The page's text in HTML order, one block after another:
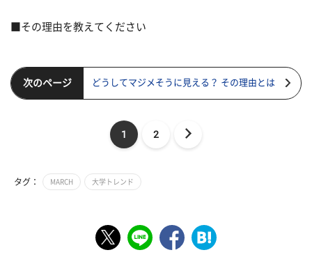
■その理由を教えてください
次のページ どうしてマジメそうに見える？ その理由とは
1 2
タグ： MARCH 大学トレンド